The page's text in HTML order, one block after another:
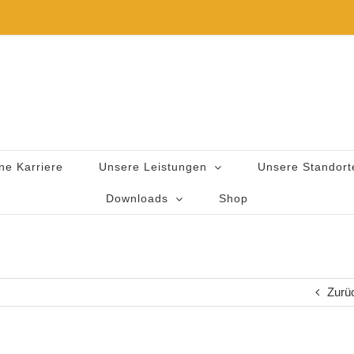
Karriere Unsere Leistungen Unsere
Downloads Shop